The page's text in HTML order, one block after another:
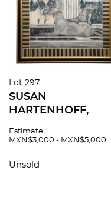
Lot 297
SUSAN
HARTENHOFF,
firma Impresión, 75
Estimate
MXN$3,000 - MXN$5,000
Unsold